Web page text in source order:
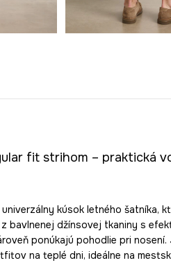
fit strihom – praktická
kúsok letného šatníka,
bavlnenej džínsovej tkaniny s
ponúkajú pohodlie pri
na teplé dni, ideálne na